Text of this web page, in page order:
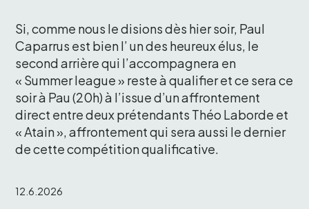
Si, comme nous le disions dès hier soir, Paul
Caparrus est bien l’ un des heureux élus, le
second arrière qui l’accompagnera en
« Summer league » reste à qualifier et ce sera ce
soir à Pau (20h) à l’issue d’un affrontement
direct entre deux prétendants Théo Laborde et
« Atain », affrontement qui sera aussi le dernier
de cette compétition qualificative.
12.6.2026